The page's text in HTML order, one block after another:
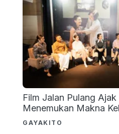
Film Jalan Pulang
Menemukan Makna
GAYAKITO